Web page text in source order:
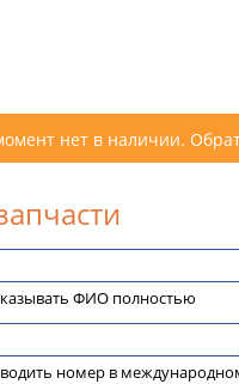
нет в наличии.
ФИО полностью
номер в